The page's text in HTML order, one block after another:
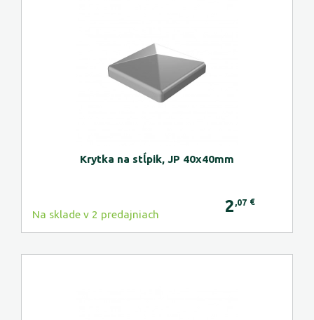
Krytka na stĺpik, JP 40x40mm
Na sklade v 2 predajniach 2 ,07 €